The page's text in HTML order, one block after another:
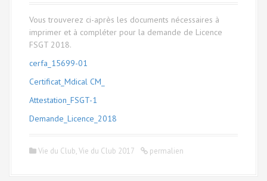
Vous trouverez ci-après les documents nécessaires à
imprimer et à compléter pour la demande de Licence
FSGT 2018.
cerfa_15699-01
Certificat_Mdical CM_
Attestation_FSGT-1
Demande_Licence_2018
Vie du Club,Vie du Club 2017 permalien